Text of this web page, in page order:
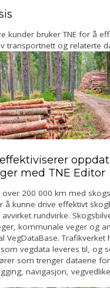
kunder bruker TNE for å
transportnett og relaterte
med TNE Editor
over 200 000 km med
å kunne drive effektivt
rundvirke.
kommunale veger og
VegDataBase.
som vegdata leveres til, og
som trenger dataene for
navigasjon,